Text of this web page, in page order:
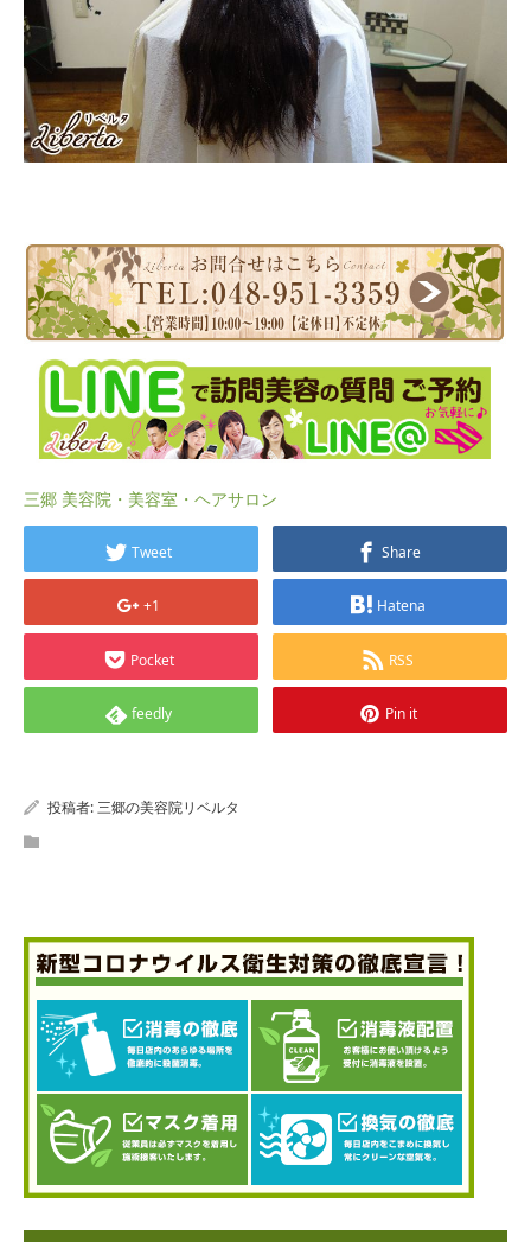
三郷 美容院・美容室・ヘアサロン
Tweet Share
+1 Hatena
Pocket RSS
feedly Pin it
投稿者:三郷の美容院リベルタ